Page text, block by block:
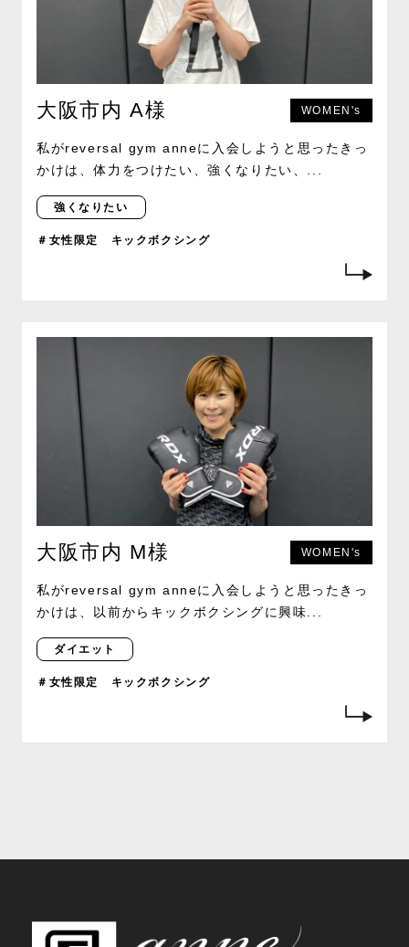
大阪市内 A様 WOMEN's
私がreversal gym anneに入会しようと思ったきっ
かけは、体力をつけたい、強くなりたい、...
強くなりたい
＃女性限定 キックボクシング
大阪市内 M様 WOMEN's
私がreversal gym anneに入会しようと思ったきっ
かけは、以前からキックボクシングに興味...
ダイエット
＃女性限定 キックボクシング